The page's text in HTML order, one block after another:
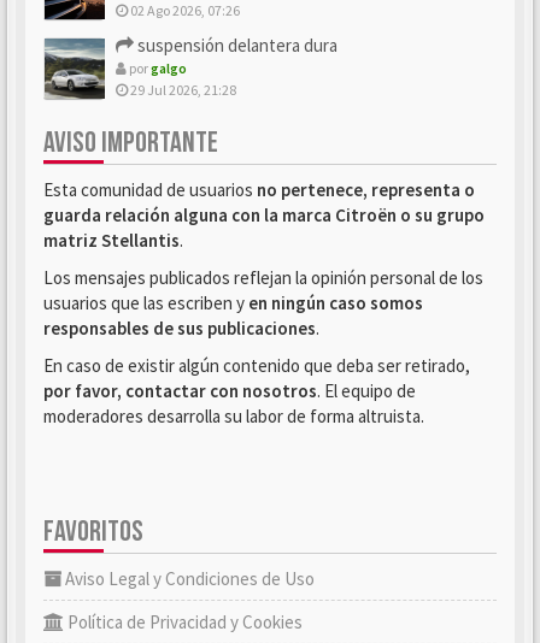
02 Ago 2026, 07:26
suspensión delantera dura
porgalgo
29 Jul 2026, 21:28
AVISO IMPORTANTE
Esta comunidad de usuarios no pertenece, representa o
guarda relación alguna con la marca Citroën o su grupo
matriz Stellantis.
Los mensajes publicados reflejan la opinión personal de los
usuarios que las escriben y en ningún caso somos
responsables de sus publicaciones.
En caso de existir algún contenido que deba ser retirado,
por favor, contactar con nosotros. El equipo de
moderadores desarrolla su labor de forma altruista.
FAVORITOS
Aviso Legal y Condiciones de Uso
Política de Privacidad y Cookies